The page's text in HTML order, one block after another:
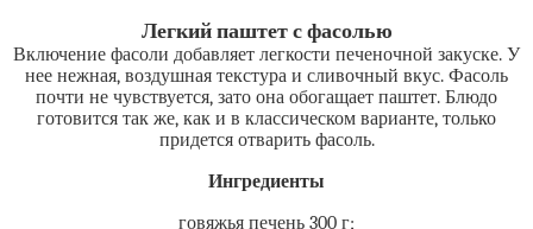
Легкий паштет с фасолью
Включение фасоли добавляет легкости печеночной закуске. У
нее нежная, воздушная текстура и сливочный вкус. Фасоль
почти не чувствуется, зато она обогащает паштет. Блюдо
готовится так же, как и в классическом варианте, только
придется отварить фасоль.
Ингредиенты
говяжья печень 300 г;